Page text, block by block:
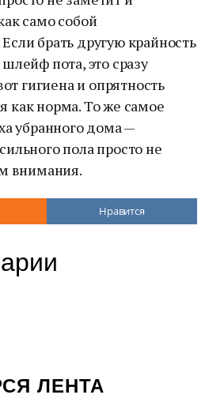
само собой
брать другую крайность
пота, это сразу
гигиена и опрятность
как норма. То же самое
убранного дома —
пола просто не
внимания.
Нравится
ЛЕНТА